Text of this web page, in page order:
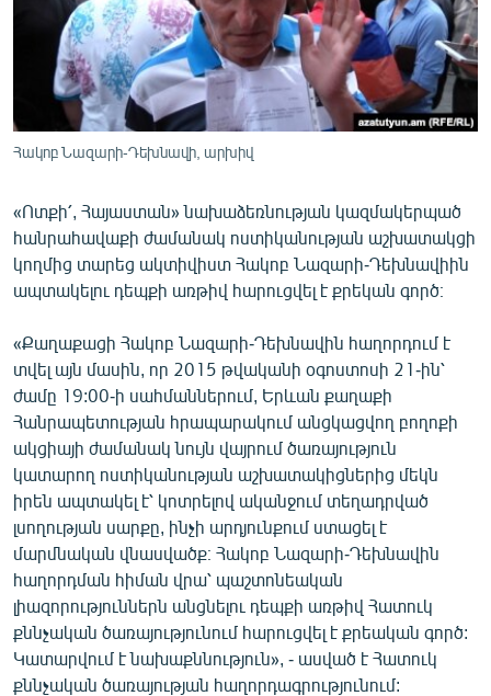
ՄԻՋԱԶԳԱՅԻՆ
ՄՇԱԿՈՒՅԹ
ՍՊՈՐՏ
ՄԵԿՆԱԲԱՆՈՒԹՅՈՒՆ
ԿՈՐՈՆԱՎԻՐՈՒՍ
ԱՐԽԻՎ
ՏԵՍԱՆՅՈՒԹԵՐ
ԲԱՆԱՎԵՃ
ՁԳՏԵԼՈՎ ԼԱՎԱԳՈՒՅՆԻՆ
ՓՈԴՔԱՍԹ
Հայերեն
English
Русский
ՀԵՏԵՎԵՔ ՄԵԶ
Հակոբ Նազարի-Դեխնավի, արխիվ
«Ոտքի՛, Հայաստան» նախաձեռնության կազմակերպած
հանրահավաքի ժամանակ ոստիկանության աշխատակցի
կողմից տարեց ակտիվիստ Հակոբ Նազարի-Դեխնավիին
ապտակելու դեպքի առթիվ հարուցվել է քրեկան գործ։
«Քաղաքացի Հակոբ Նազարի-Դեխնավին հաղորդում է
տվել այն մասին, որ 2015 թվականի օգոստոսի 21-ին՝
ժամը 19:00-ի սահմաններում, Երևան քաղաքի
Հանրապետության հրապարակում անցկացվող բողոքի
ակցիայի ժամանակ նույն վայրում ծառայություն
կատարող ոստիկանության աշխատակիցներից մեկն
իրեն ապտակել է՝ կոտրելով ականջում տեղադրված
լսողության սարքը, ինչի արդյունքում ստացել է
մարմնական վնասվածք։ Հակոբ Նազարի-Դեխնավին
հաղորդման հիման վրա՝ պաշտոնեական
լիազորություններն անցնելու դեպքի առթիվ Հատուկ
քննչական ծառայությունում հարուցվել է քրեական գործ:
Կատարվում է նախաքննություն», - ասված է Հատուկ
քննչական ծառայության հաղորդագրությունում: